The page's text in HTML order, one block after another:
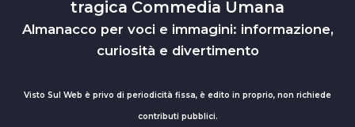
tragica Commedia Umana
Almanacco per voci e immagini: informazione,
curiosità e divertimento
Visto Sul Web è privo di periodicità fissa, è edito in proprio, non richiede
contributi pubblici.